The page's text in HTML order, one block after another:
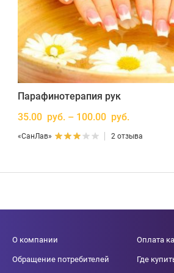
Парафинотерапия рук
35.00 руб. – 100.00 руб.
«СанЛав» 2 отзыва
О компании
Обращение потребителей
Оплата
Где